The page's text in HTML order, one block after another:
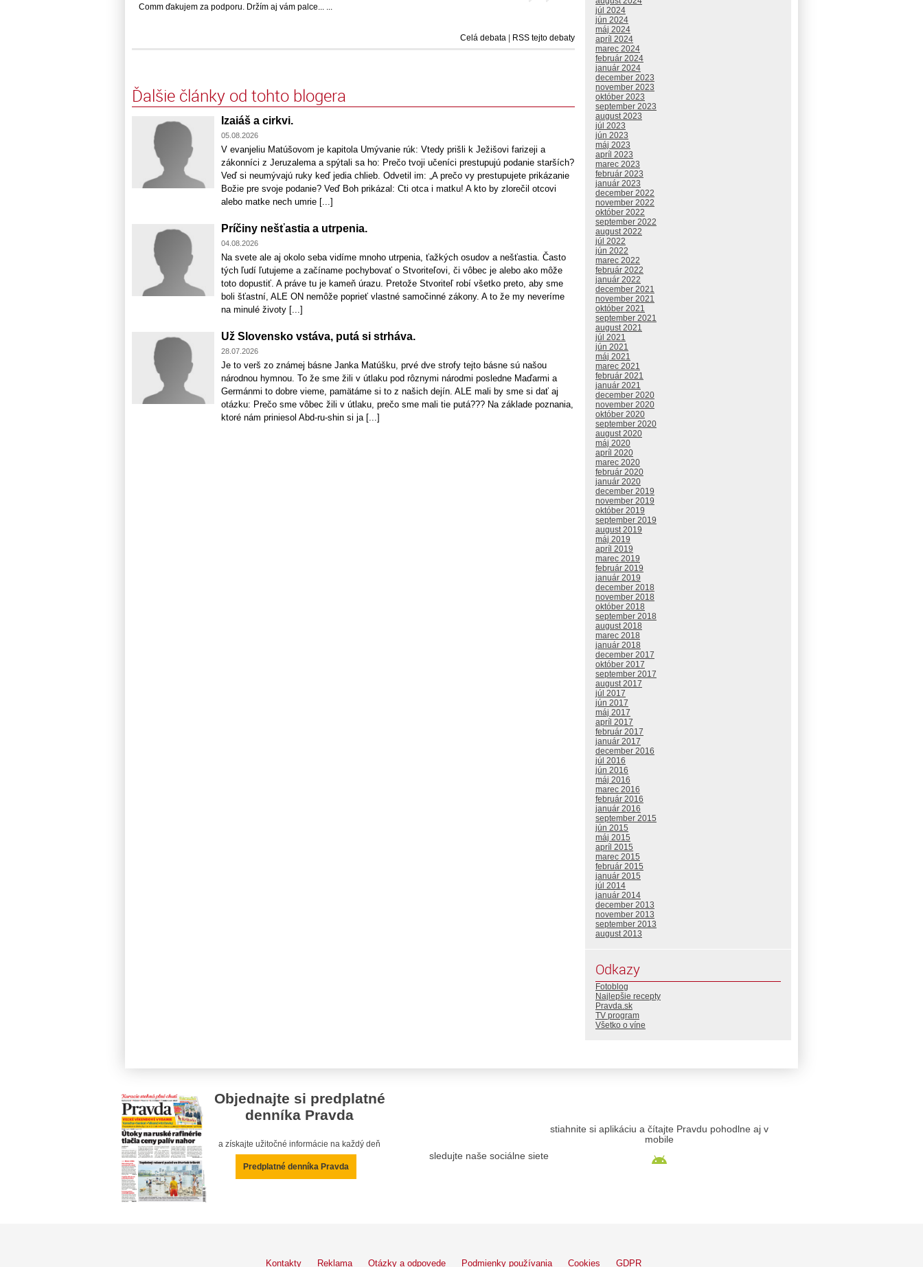
Comm ďakujem za podporu. Držím aj vám palce... ...
Celá debata RSS tejto debaty
Ďalšie články od tohto blogera
Izaiáš a cirkvi.
05.08.2026
V evanjeliu Matúšovom je kapitola Umývanie rúk: Vtedy prišli k Ježišovi farizeji a
zákonníci z Jeruzalema a spýtali sa ho: Prečo tvoji učeníci prestupujú podanie starších?
Veď si neumývajú ruky keď jedia chlieb. Odvetil im: „A prečo vy prestupujete prikázanie
Božie pre svoje podanie? Veď Boh prikázal: Cti otca i matku! A kto by zlorečil otcovi
alebo matke nech umrie [...]
Príčiny nešťastia a utrpenia.
04.08.2026
Na svete ale aj okolo seba vidíme mnoho utrpenia, ťažkých osudov a nešťastia. Často
tých ľudí ľutujeme a začíname pochybovať o Stvoriteľovi, či vôbec je alebo ako môže
toto dopustiť. A práve tu je kameň úrazu. Pretože Stvoriteľ robí všetko preto, aby sme
boli šťastní, ALE ON nemôže poprieť vlastné samočinné zákony. A to že my neveríme
na minulé životy [...]
Už Slovensko vstáva, putá si strháva.
28.07.2026
Je to verš zo známej básne Janka Matúšku, prvé dve strofy tejto básne sú našou
národnou hymnou. To že sme žili v útlaku pod rôznymi národmi posledne Maďarmi a
Germánmi to dobre vieme, pamätáme si to z našich dejín. ALE mali by sme si dať aj
otázku: Prečo sme vôbec žili v útlaku, prečo sme mali tie putá??? Na základe poznania,
ktoré nám priniesol Abd-ru-shin si ja [...]
júl 2024
jún 2024
máj 2024
apríl 2024
marec 2024
február 2024
január 2024
december 2023
november 2023
október 2023
september 2023
august 2023
júl 2023
jún 2023
máj 2023
apríl 2023
marec 2023
február 2023
január 2023
december 2022
november 2022
október 2022
september 2022
august 2022
júl 2022
jún 2022
marec 2022
február 2022
január 2022
december 2021
november 2021
október 2021
september 2021
august 2021
júl 2021
jún 2021
máj 2021
marec 2021
február 2021
január 2021
december 2020
november 2020
október 2020
september 2020
august 2020
máj 2020
apríl 2020
marec 2020
február 2020
január 2020
december 2019
november 2019
október 2019
september 2019
august 2019
máj 2019
apríl 2019
marec 2019
február 2019
január 2019
december 2018
november 2018
október 2018
september 2018
august 2018
marec 2018
január 2018
december 2017
október 2017
september 2017
august 2017
júl 2017
jún 2017
máj 2017
apríl 2017
február 2017
január 2017
december 2016
júl 2016
jún 2016
máj 2016
marec 2016
február 2016
január 2016
september 2015
jún 2015
máj 2015
apríl 2015
marec 2015
február 2015
január 2015
júl 2014
január 2014
december 2013
november 2013
september 2013
august 2013
Odkazy
Fotoblog
Najlepšie recepty
Pravda.sk
TV program
Všetko o víne
Objednajte si predplatné
denníka Pravda
a získajte užitočné informácie na každý deň
Predplatné denníka Pravda
sledujte naše sociálne siete
stiahnite si aplikáciu a čítajte Pravdu pohodlne aj v
mobile
Kontakty Reklama Otázky a odpovede Podmienky používania Cookies GDPR